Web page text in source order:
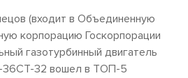
(входит в Объединенную
корпорацию Госкорпорации
газотурбинный двигатель
36СТ-32 вошел в ТОП-5